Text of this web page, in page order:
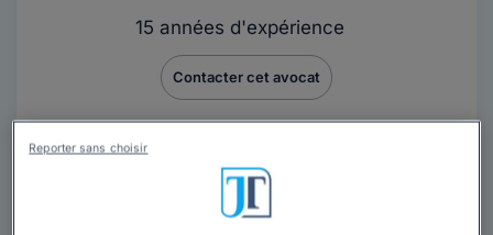
15 années d'expérience
Contacter cet avocat
Maître Marie BOISSEAUX est avocate au barreau de
Bordeaux. Experte en droit civil, elle intervient de
Reporter sans choisir